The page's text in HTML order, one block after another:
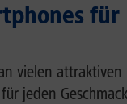
für
vielen attraktiven
jeden